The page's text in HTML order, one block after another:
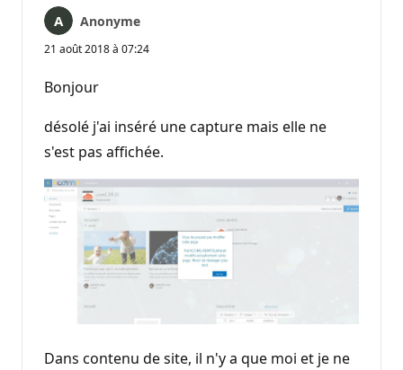
Anonyme
21 août 2018 à 07:24
Bonjour
désolé j'ai inséré une capture mais elle ne
s'est pas affichée.
Dans contenu de site, il n'y a que moi et je ne